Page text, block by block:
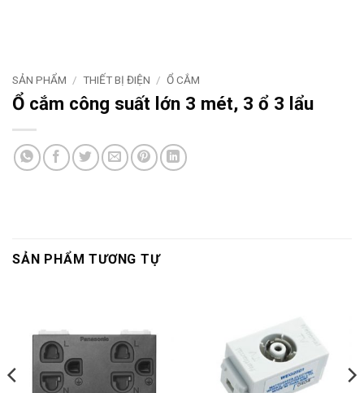
SẢN PHẨM / THIẾT BỊ ĐIỆN / Ổ CẮM
Ổ cắm công suất lớn 3 mét, 3 ổ 3 lẩu
SẢN PHẨM TƯƠNG TỰ